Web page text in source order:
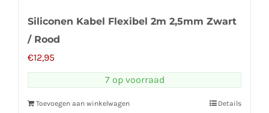
Siliconen Kabel Flexibel 2m 2,5mm Zwart
/ Rood
€12,95
7 op voorraad
Toevoegen aan winkelwagen Details